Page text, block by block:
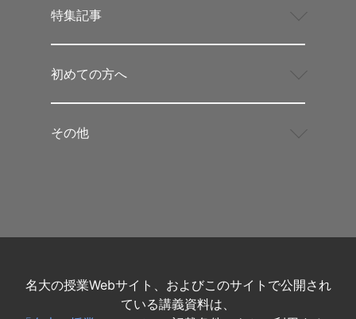
特集記事
初めての方へ
その他
名大の授業Webサイト、およびこのサイトで公開され
ている講義資料は、